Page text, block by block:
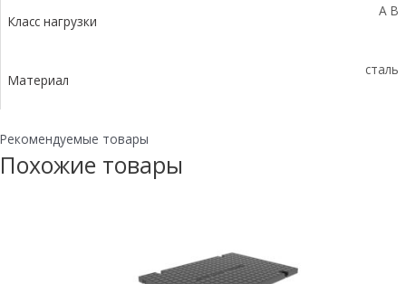
Класс нагрузки
A B
Материал
сталь
Рекомендуемые товары
Похожие товары